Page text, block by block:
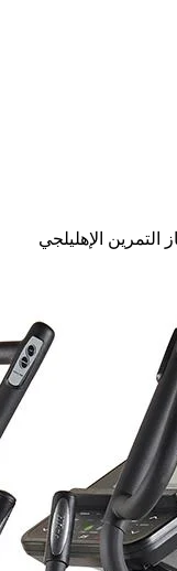
التمرين الإهليلجي